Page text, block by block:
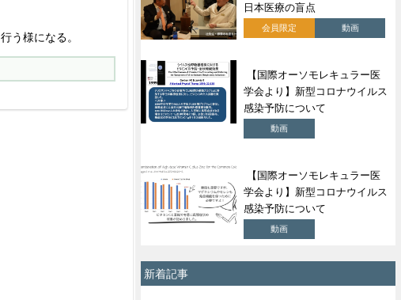
う様になる。
日本医療の盲点
会員限定 動画
【国際オーソモレキュラー医
学会より】新型コロナウイルス
感染予防について
動画
【国際オーソモレキュラー医
学会より】新型コロナウイルス
感染予防について
動画
新着記事